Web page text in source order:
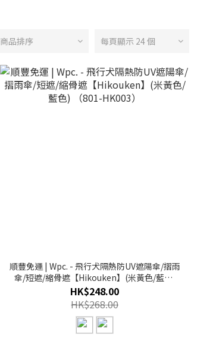
商品排序 每頁顯示 24 個
順豐免運 | Wpc. - 飛行犬隔熱防UV遮陽傘/摺雨
傘/短遮/縮骨遮【Hikouken】(米黃色/藍色)
（801-HK003）
HK$248.00
HK$268.00